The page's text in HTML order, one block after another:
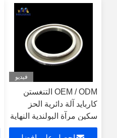
فيديو
OEM / ODM التنغستن
كاربايد آلة دائرية الحز
سكين مرآة البولندية النهاية